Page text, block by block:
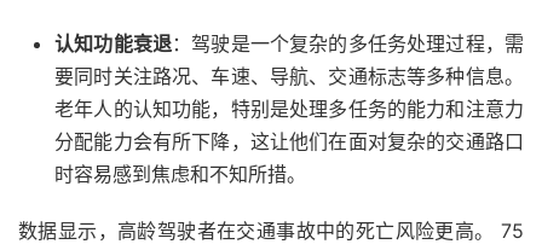
认知功能衰退：驾驶是一个复杂的多任务处理过程，需
要同时关注路况、车速、导航、交通标志等多种信息。
老年人的认知功能，特别是处理多任务的能力和注意力
分配能力会有所下降，这让他们在面对复杂的交通路口
时容易感到焦虑和不知所措。
数据显示，高龄驾驶者在交通事故中的死亡风险更高。 75